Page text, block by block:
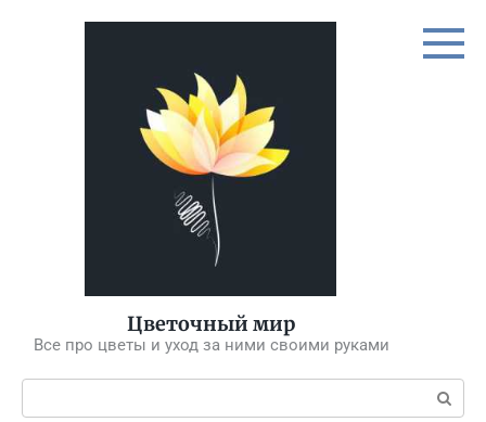
Цветочный мир
Все про цветы и уход за ними своими руками
Поиск: